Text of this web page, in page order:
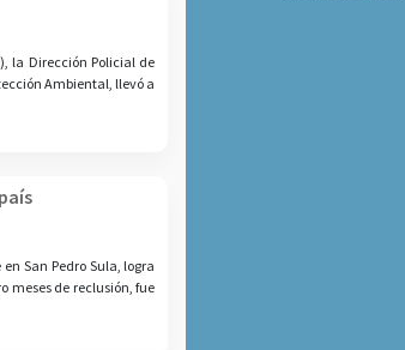
la Dirección Policial de
Ambiental, llevó a
San Pedro Sula, logra
meses de reclusión, fue